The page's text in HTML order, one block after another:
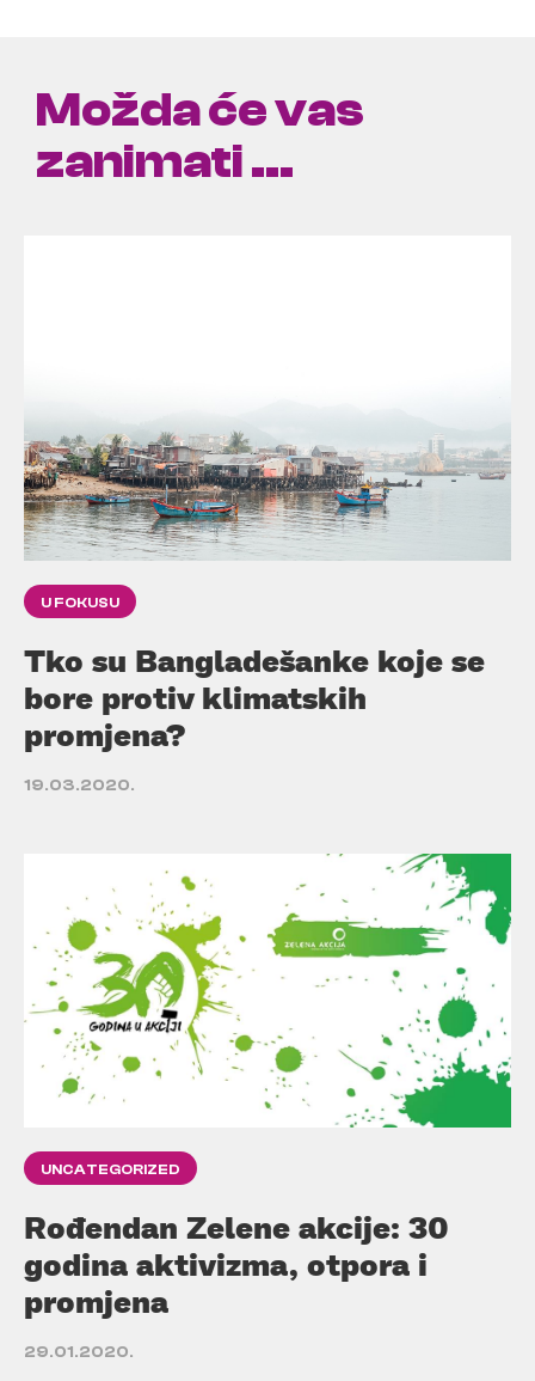
Možda će vas
zanimati ...
U FOKUSU
Tko su Bangladešanke koje se
bore protiv klimatskih
promjena?
19.03.2020.
UNCATEGORIZED
Rođendan Zelene akcije: 30
godina aktivizma, otpora i
promjena
29.01.2020.